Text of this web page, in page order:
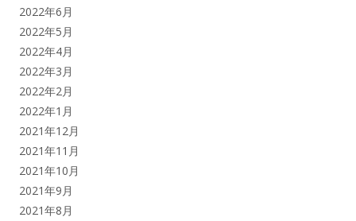
2022年6月
2022年5月
2022年4月
2022年3月
2022年2月
2022年1月
2021年12月
2021年11月
2021年10月
2021年9月
2021年8月